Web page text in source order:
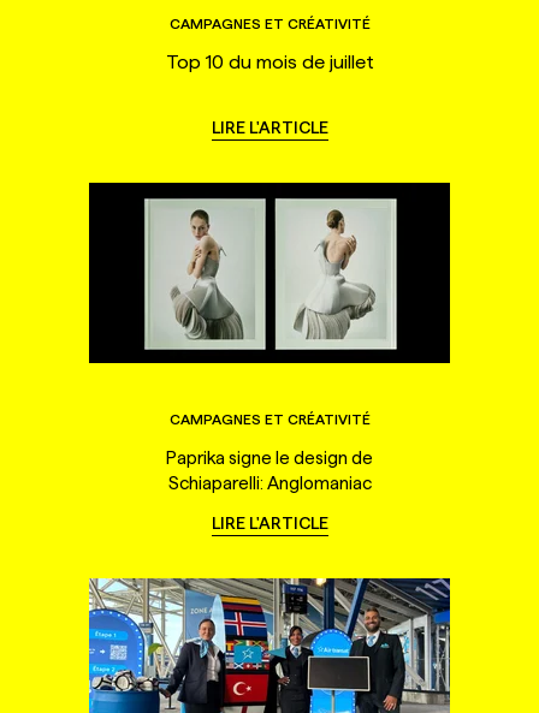
CAMPAGNES ET CRÉATIVITÉ
Top 10 du mois de juillet
LIRE L'ARTICLE
CAMPAGNES ET CRÉATIVITÉ
Paprika signe le design de
Schiaparelli: Anglomaniac
LIRE L'ARTICLE